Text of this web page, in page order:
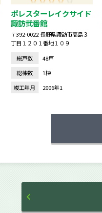
ポレスターレイクサイド
諏訪弐番館
〒392-0022 長野県諏訪市高島３
丁目１２０１番地１０９
総戸数
48戸
総棟数
1棟
竣工年月
2006年1